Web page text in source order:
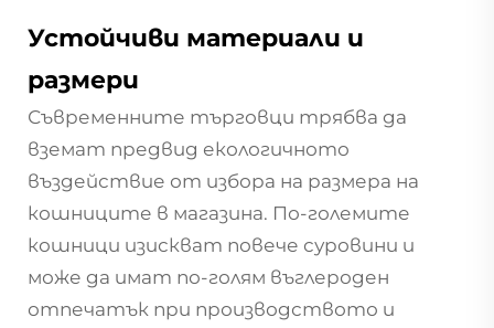
Устойчиви материали и
размери
Съвременните търговци трябва да
вземат предвид екологичното
въздействие от избора на размера на
кошниците в магазина. По-големите
кошници изискват повече суровини и
може да имат по-голям въглероден
отпечатък при производството и